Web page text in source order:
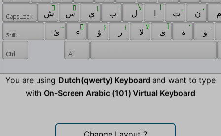
ش
ِ
س
ٍ
ي
]
ب
[
ل ت ن
،
~
ء
ْ }
ر
{ ’
You are using Dutch(qwerty) Keyboard and want to type
with On-Screen Arabic (101) Virtual Keyboard
Change Layout ?